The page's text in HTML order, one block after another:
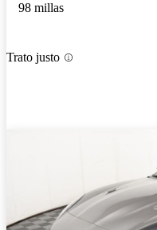
98 millas
Trato justo